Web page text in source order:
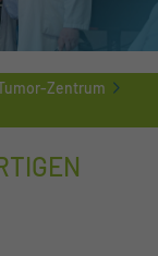
Zentrum